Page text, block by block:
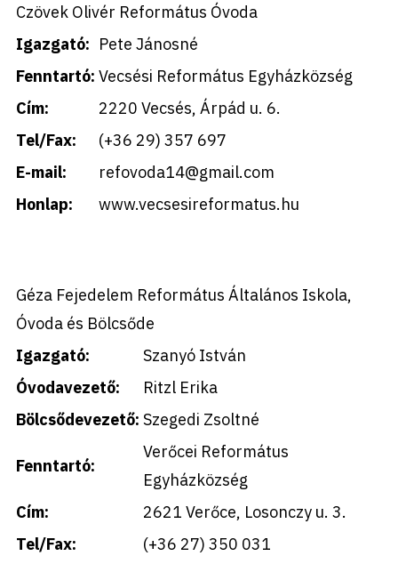
Czövek Olivér Református Óvoda
Igazgató: Pete Jánosné
Fenntartó: Vecsési Református Egyházközség
Cím:
2220 Vecsés, Árpád u. 6.
Tel/Fax:
(+36 29) 357 697
E-mail:
refovoda14@gmail.com
Honlap:
www.vecsesireformatus.hu
Géza Fejedelem Református Általános Iskola,
Óvoda és Bölcsőde
Igazgató:
Szanyó István
Óvodavezető:
Ritzl Erika
Bölcsődevezető: Szegedi Zsoltné
Fenntartó:
Verőcei Református
Egyházközség
Cím:
2621 Verőce, Losonczy u. 3.
Tel/Fax:
(+36 27) 350 031